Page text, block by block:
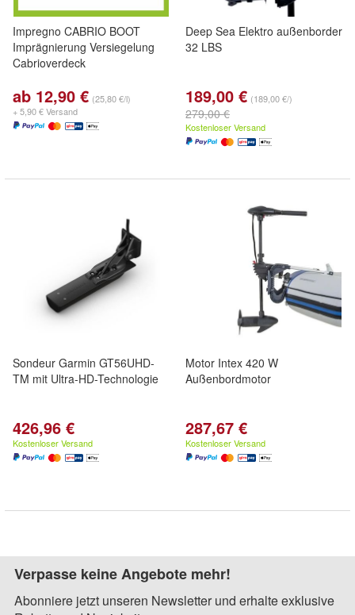
Impregno CABRIO BOOT
Imprägnierung Versiegelung
Cabrioverdeck
ab 12,90 € (25,80 €/l)
+ 5,90 € Versand
Deep Sea Elektro außenborder
32 LBS
189,00 € (189,00 €/)
279,00 €
Kostenloser Versand
Sondeur Garmin GT56UHD-
TM mit Ultra-HD-Technologie
426,96 €
Kostenloser Versand
Motor Intex 420 W
Außenbordmotor
287,67 €
Kostenloser Versand
Verpasse keine Angebote mehr!
Abonniere jetzt unseren Newsletter und erhalte exklusive